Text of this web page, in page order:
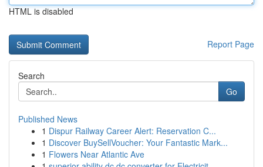
HTML is disabled
Report Page
Search
Go
Published News
1 Dispur Railway Career Alert: Reservation C...
1 Discover BuySellVoucher: Your Fantastic Mark...
1 Flowers Near Atlantic Ave